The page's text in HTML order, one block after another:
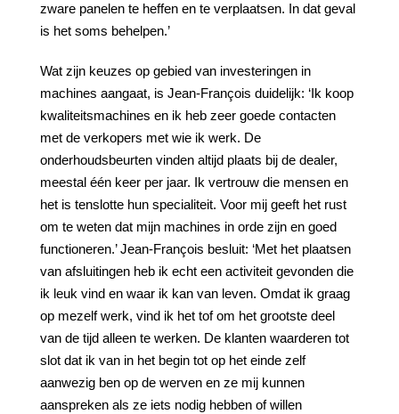
zware panelen te heffen en te verplaatsen. In dat geval
is het soms behelpen.’
Wat zijn keuzes op gebied van investeringen in
machines aangaat, is Jean-François duidelijk: ‘Ik koop
kwaliteitsmachines en ik heb zeer goede contacten
met de verkopers met wie ik werk. De
onderhoudsbeurten vinden altijd plaats bij de dealer,
meestal één keer per jaar. Ik vertrouw die mensen en
het is tenslotte hun specialiteit. Voor mij geeft het rust
om te weten dat mijn machines in orde zijn en goed
functioneren.’ Jean-François besluit: ‘Met het plaatsen
van afsluitingen heb ik echt een activiteit gevonden die
ik leuk vind en waar ik kan van leven. Omdat ik graag
op mezelf werk, vind ik het tof om het grootste deel
van de tijd alleen te werken. De klanten waarderen tot
slot dat ik van in het begin tot op het einde zelf
aanwezig ben op de werven en ze mij kunnen
aanspreken als ze iets nodig hebben of willen